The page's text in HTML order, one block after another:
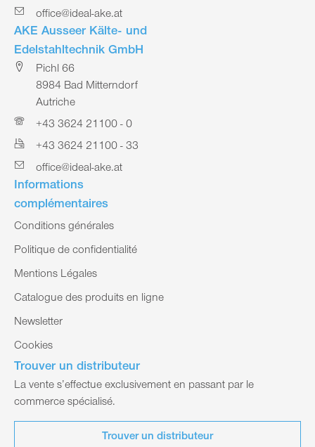
office@ideal-ake.at
AKE Ausseer Kälte- und
Edelstahltechnik GmbH
Pichl 66
8984 Bad Mitterndorf
Autriche
+43 3624 21100 - 0
+43 3624 21100 - 33
office@ideal-ake.at
Informations
complémentaires
Conditions générales
Politique de confidentialité
Mentions Légales
Catalogue des produits en ligne
Newsletter
Cookies
Trouver un distributeur
La vente s’effectue exclusivement en passant par le
commerce spécialisé.
Trouver un distributeur